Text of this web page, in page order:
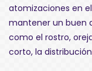
atomizaciones en
mantener un buen
como el rostro,
corto, la